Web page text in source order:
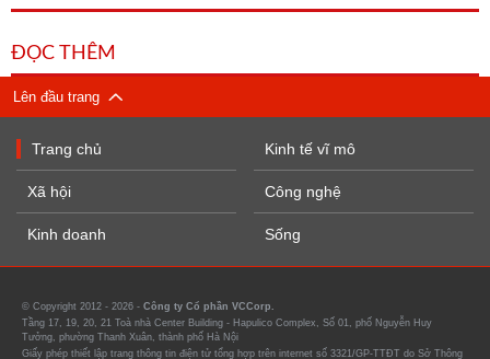
ĐỌC THÊM
Lên đầu trang
Trang chủ
Xã hội
Kinh doanh
Kinh tế vĩ mô
Công nghệ
Sống
© Copyright 2012 - 2026 - Công ty Cổ phần VCCorp.
Tầng 17, 19, 20, 21 Toà nhà Center Building - Hapulico Complex, Số 01, phố Nguyễn Huy
Tưởng, phường Thanh Xuân, thành phố Hà Nội
Giấy phép thiết lập trang thông tin điện tử tổng hợp trên internet số 3321/GP-TTĐT do Sở Thông